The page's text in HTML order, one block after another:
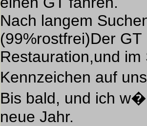
Nach langem
(99%rostfrei)Der
Restauration,und
Kennzeichen auf
Bis bald, und ich
neue Jahr.